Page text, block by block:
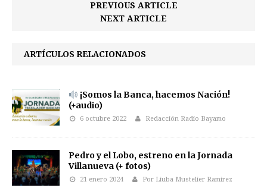
PREVIOUS ARTICLE
NEXT ARTICLE
ARTÍCULOS RELACIONADOS
¡Somos la Banca, hacemos Nación!
(+audio)
6 octubre 2022 Redacción Radio Bayamo
Pedro y el Lobo, estreno en la Jornada
Villanueva (+ fotos)
21 enero 2024 Por Liuba Mustelier Ramirez